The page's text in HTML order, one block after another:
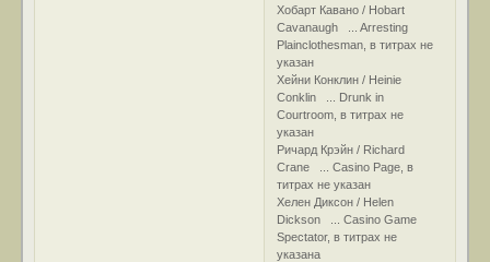
Хобарт Кавано / Hobart
Cavanaugh ... Arresting
Plainclothesman, в титрах не
указан
Хейни Конклин / Heinie
Conklin ... Drunk in
Courtroom, в титрах не
указан
Ричард Крэйн / Richard
Crane ... Casino Page, в
титрах не указан
Хелен Диксон / Helen
Dickson ... Casino Game
Spectator, в титрах не
указана